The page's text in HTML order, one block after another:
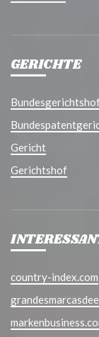
GERICHTE
Gericht
Gerichtshof
country-index.com